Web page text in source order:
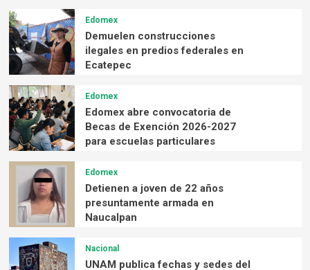
Edomex
Demuelen construcciones
ilegales en predios federales en
Ecatepec
Edomex
Edomex abre convocatoria de
Becas de Exención 2026-2027
para escuelas particulares
Edomex
Detienen a joven de 22 años
presuntamente armada en
Naucalpan
Nacional
UNAM publica fechas y sedes del